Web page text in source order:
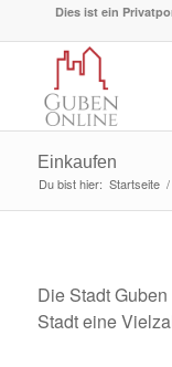
Dies ist ein
Einkaufen
Du bist hier: Startseite /
Die Stadt
Stadt eine